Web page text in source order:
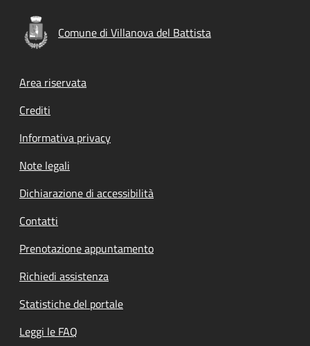
Comune di Villanova del Battista
Footer menu
Area riservata
Crediti
Informativa privacy
Note legali
Dichiarazione di accessibilità
Contatti
Prenotazione appuntamento
Richiedi assistenza
Statistiche del portale
Leggi le FAQ